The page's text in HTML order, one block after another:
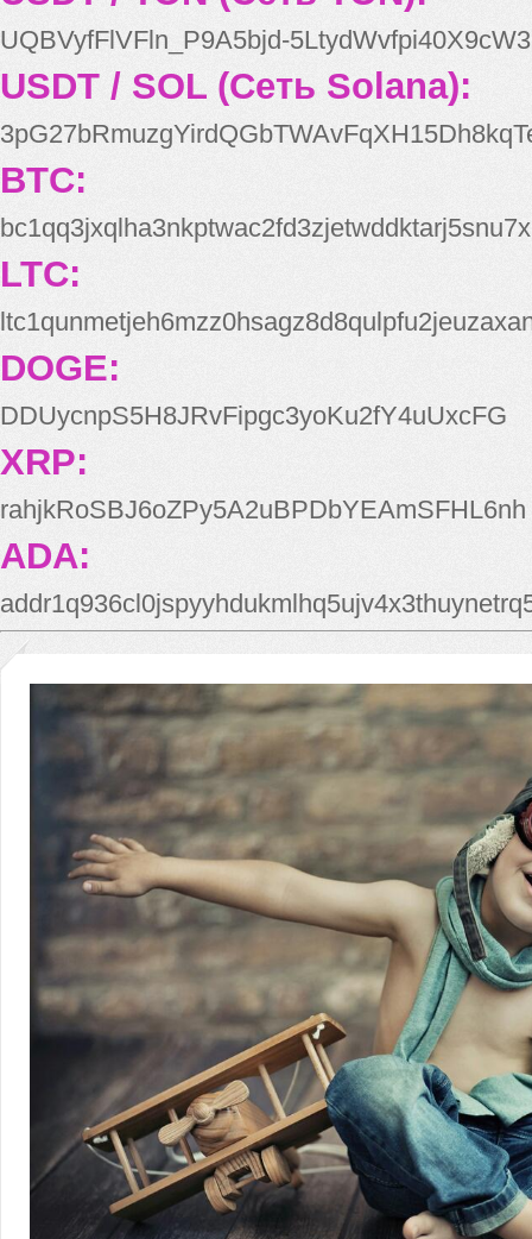
UQBVyfFlVFln_P9A5bjd-
USDT / SOL (Сеть Solana):
BTC:
bc1qq3jxqlha3nkptwac2fd3zjetwddktarj5snu7x
LTC:
DOGE:
DDUycnpS5H8JRvFipgc3yoKu2fY4uUxcFG
XRP:
rahjkRoSBJ6oZPy5A2uBPDbYEAmSFHL6nh
ADA: